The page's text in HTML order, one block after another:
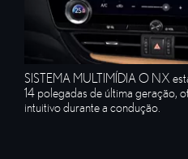
SISTEMA MULTIMÍDIA O NX
14 polegadas de última geração,
intuitivo durante a condução.​